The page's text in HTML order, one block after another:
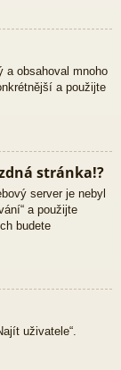
a obsahoval mnoho
a použijte
stránka!?
server je nebyl
a použijte
budete
uživatele“.